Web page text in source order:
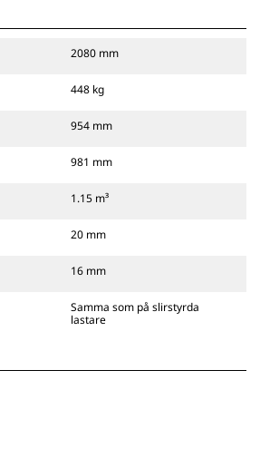
2080 mm
448 kg
954 mm
981 mm
1.15 m³
20 mm
16 mm
Samma som på slirstyrda
lastare